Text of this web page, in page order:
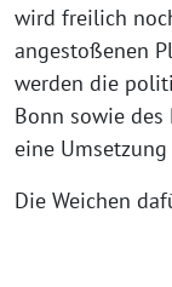
wird freilich
angestoßenen
werden die
Bonn sowie
eine
Die Weichen